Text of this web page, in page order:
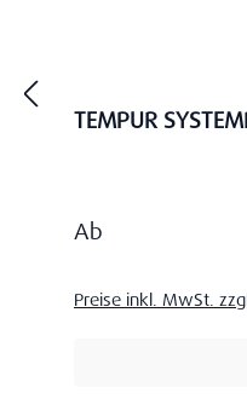
TEMPUR
Regulärer Preis:
Ab
Preise inkl. MwSt.